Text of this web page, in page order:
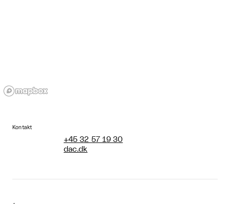
Kontakt
+45 32 57 19 30
dac.dk